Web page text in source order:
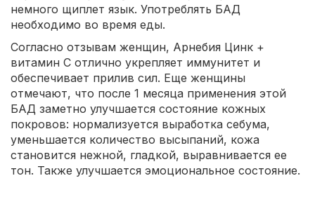
немного щиплет язык. Употреблять БАД
необходимо во время еды.
Согласно отзывам женщин, Арнебия Цинк +
витамин С отлично укрепляет иммунитет и
обеспечивает прилив сил. Еще женщины
отмечают, что после 1 месяца применения этой
БАД заметно улучшается состояние кожных
покровов: нормализуется выработка себума,
уменьшается количество высыпаний, кожа
становится нежной, гладкой, выравнивается ее
тон. Также улучшается эмоциональное состояние.